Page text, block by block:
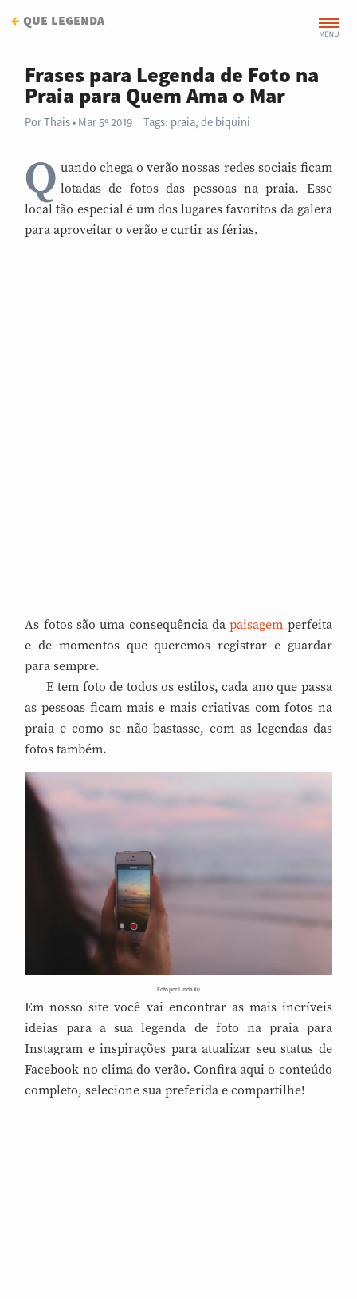
←que legenda
Frases para Legenda de Foto na
Praia para Quem Ama o Mar
PorThais Mar 5º 2019 Tags: praia,de biquini
Q uando chega o verão nossas redes sociais ficam
lotadas de fotos das pessoas na praia. Esse
local tão especial é um dos lugares favoritos da galera
para aproveitar o verão e curtir as férias.
As fotos são uma consequência dapaisagem perfeita
e de momentos que queremos registrar e guardar
para sempre.
E tem foto de todos os estilos, cada ano que passa
as pessoas ficam mais e mais criativas com fotos na
praia e como se não bastasse, com as legendas das
fotos também.
Foto por Linda Xu
Em nosso site você vai encontrar as mais incríveis
ideias para a sua legenda de foto na praia para
Instagram e inspirações para atualizar seu status de
Facebook no clima do verão. Confira aqui o conteúdo
completo, selecione sua preferida e compartilhe!